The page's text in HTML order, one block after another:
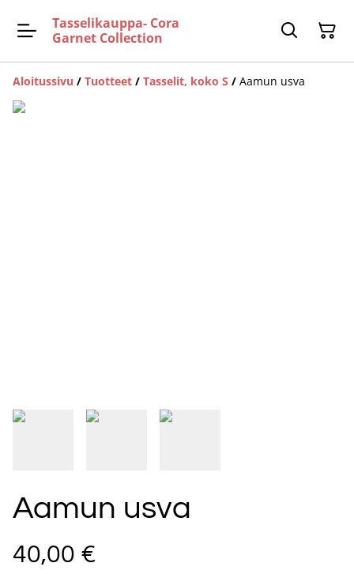
Tasselikauppa- Cora
Garnet Collection
Aloitussivu / Tuotteet / Tasselit, koko S / Aamun usva
Aamun usva
40,00 €